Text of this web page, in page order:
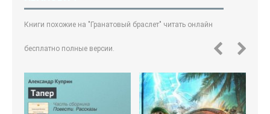
Книги похожие на "Гранатовый браслет" читать онлайн
бесплатно полные версии.